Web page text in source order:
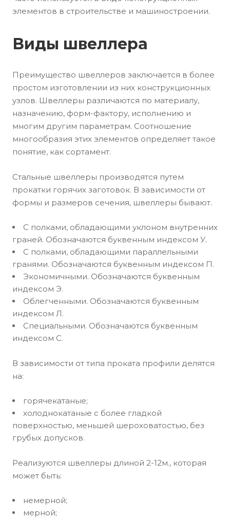
элементов в строительстве и машиностроении.
Виды швеллера
Преимущество швеллеров заключается в более
простом изготовлении из них конструкционных
узлов. Швеллеры различаются по материалу,
назначению, форм-фактору, исполнению и
многим другим параметрам. Соотношение
многообразия этих элементов определяет такое
понятие, как сортамент.
Стальные швеллеры производятся путем
прокатки горячих заготовок. В зависимости от
формы и размеров сечения, швеллеры бывают.
С полками, обладающими уклоном внутренних
граней. Обозначаются буквенным индексом У.
С полками, обладающими параллельными
гранями. Обозначаются буквенным индексом П.
Экономичными. Обозначаются буквенным
индексом Э.
Облегченными. Обозначаются буквенным
индексом Л.
Специальными. Обозначаются буквенным
индексом С.
В зависимости от типа проката профили делятся
на:
горячекатаные;
холоднокатаные с более гладкой
поверхностью, меньшей шероховатостью, без
грубых допусков.
Реализуются швеллеры длиной 2-12м., которая
может быть:
немерной;
мерной;